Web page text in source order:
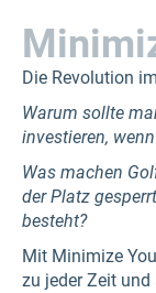
Die Revolution
Warum sollte
investieren,
Was machen
der Platz
besteht?
Mit Minimize
zu jeder Zeit